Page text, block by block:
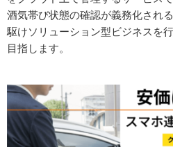
酒気帯び状態の確認が義務化され
駆けソリューション型ビジネスを
目指します。